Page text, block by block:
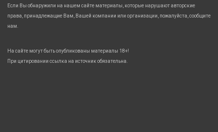
Если Вы обнаружили на нашем сайте материалы, которые нарушают авторские
права, принадлежащие Вам, Вашей компании или организации, пожалуйста, сообщите
нам.
На сайте могут быть опубликованы материалы 18+!
При цитировании ссылка на источник обязательна.